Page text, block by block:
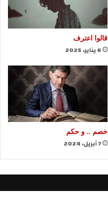
قالوا اعترف
6 يناير، 2025
خصم .. و حكم
7 أبريل، 2024